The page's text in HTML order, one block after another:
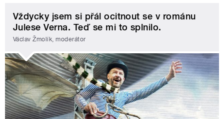
Vždycky jsem si přál ocitnout se v románu
Julese Verna. Teď se mi to splnilo.
Václav Žmolík, moderátor